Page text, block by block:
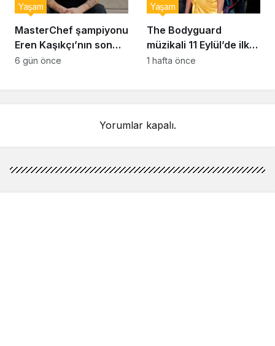
MasterChef şampiyonu
Eren Kaşıkçı’nın son
anlarındaki kahreden
Yaşam
6 gün önce
The Bodyguard
müzikali 11 Eylül’de ilk
kez Türkiye’de
Yaşam
1 hafta önce
Yorumlar kapalı.